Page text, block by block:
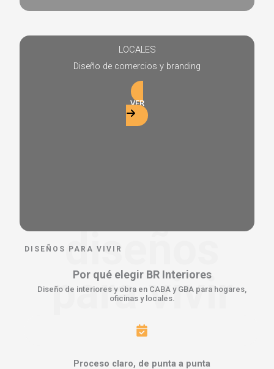
LOCALES
Diseño de comercios y branding
VER
diseños
para vivir
DISEÑOS PARA VIVIR
Por qué elegir BR Interiores
Diseño de interiores y obra en CABA y GBA para hogares,
oficinas y locales.
Proceso claro, de punta a punta